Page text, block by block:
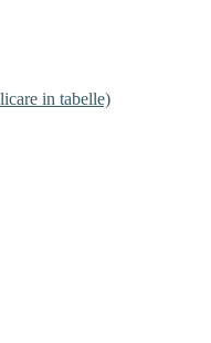
in tabelle)